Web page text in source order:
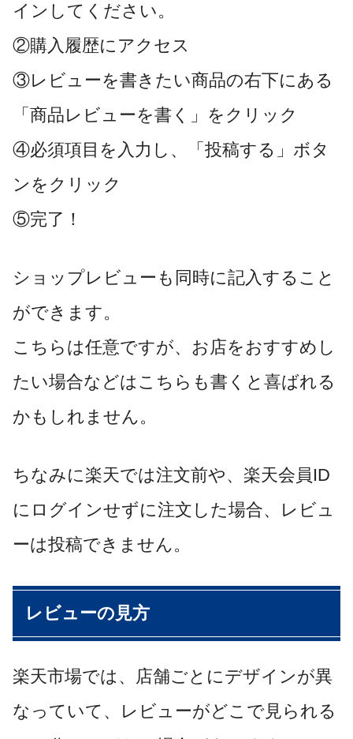
インしてください。
②購入履歴にアクセス
③レビューを書きたい商品の右下にある
「商品レビューを書く」をクリック
④必須項目を入力し、「投稿する」ボタ
ンをクリック
⑤完了！
ショップレビューも同時に記入すること
ができます。
こちらは任意ですが、お店をおすすめし
たい場合などはこちらも書くと喜ばれる
かもしれません。
ちなみに楽天では注文前や、楽天会員ID
にログインせずに注文した場合、レビュ
ーは投稿できません。
レビューの見方
楽天市場では、店舗ごとにデザインが異
なっていて、レビューがどこで見られる